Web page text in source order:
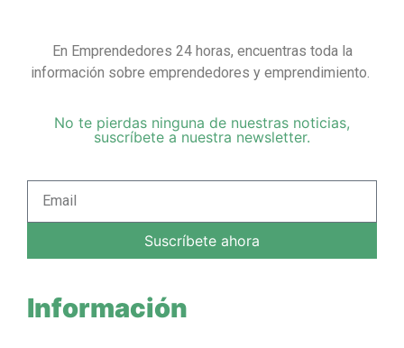
En Emprendedores 24 horas, encuentras toda la
información sobre emprendedores y emprendimiento.
No te pierdas ninguna de nuestras noticias,
suscríbete a nuestra newsletter.
Suscríbete ahora
Información